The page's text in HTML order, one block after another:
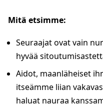
Mitä etsimme:
Seuraajat ovat vain
hyvää
Aidot, maanläheiset
itseämme liian
haluat nauraa